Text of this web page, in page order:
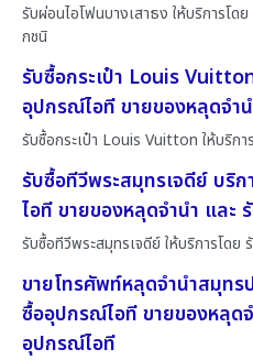
รับผ่อนไอโฟนบางเสาธง ให้บริการโด
กชนิ
รับซื้อกระเป๋า Louis
อุปกรณ์ไอที ขายของหลุดจำ
รับซื้อกระเป๋า Louis Vuitton ให้บริกา
รับซื้อทีวีพระสมุทรเจดีย์ บริ
ไอที ขายของหลุดจำนำ และ
รับซื้อทีวีพระสมุทรเจดีย์ ให้บริการโดย
ขายโทรศัพท์หลุดจำนำสมุทร
ซื้ออุปกรณ์ไอที ขายของหลุด
อุปกรณ์ไอที